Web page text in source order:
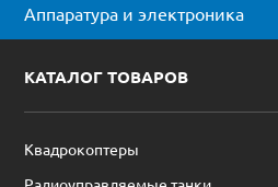
Аппаратура и электроника
КАТАЛОГ ТОВАРОВ
Квадрокоптеры